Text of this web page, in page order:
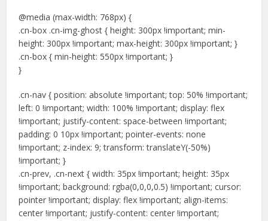
@media (max-width: 768px) {
.cn-box .cn-img-ghost { height: 300px !important; min-
height: 300px !important; max-height: 300px !important; }
.cn-box { min-height: 550px !important; }
}
.cn-nav { position: absolute !important; top: 50% !important;
left: 0 !important; width: 100% !important; display: flex
!important; justify-content: space-between !important;
padding: 0 10px !important; pointer-events: none
!important; z-index: 9; transform: translateY(-50%)
!important; }
.cn-prev, .cn-next { width: 35px !important; height: 35px
!important; background: rgba(0,0,0,0.5) !important; cursor:
pointer !important; display: flex !important; align-items:
center !important; justify-content: center !important;